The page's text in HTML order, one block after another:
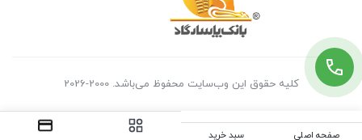
کلیه حقوق این وب‌سایت محفوظ می‌باشد. 2000-2026
صفحه اصلی
سبد خرید